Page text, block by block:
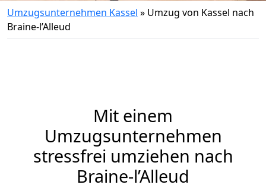
Umzugsunternehmen Kassel » Umzug von Kassel nach
Braine-l’Alleud
Mit einem
Umzugsunternehmen
stressfrei umziehen nach
Braine-l’Alleud